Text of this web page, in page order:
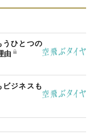
うひとつの
由
ジネスも